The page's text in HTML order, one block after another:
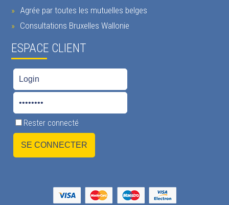
Agrée par toutes les mutuelles belges
Consultations Bruxelles Wallonie
ESPACE CLIENT
Rester connecté